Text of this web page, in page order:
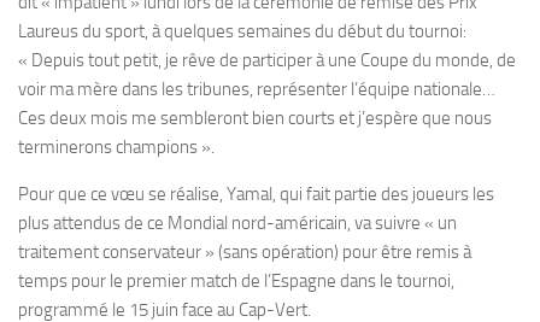
Laureus du sport, à quelques semaines du début du tournoi:
« Depuis tout petit, je rêve de participer à une Coupe du monde, de
voir ma mère dans les tribunes, représenter l’équipe nationale…
Ces deux mois me sembleront bien courts et j’espère que nous
terminerons champions ».
Pour que ce vœu se réalise, Yamal, qui fait partie des joueurs les
plus attendus de ce Mondial nord-américain, va suivre « un
traitement conservateur » (sans opération) pour être remis à
temps pour le premier match de l’Espagne dans le tournoi,
programmé le 15 juin face au Cap-Vert.